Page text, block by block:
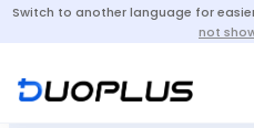
Switch to another language for
not